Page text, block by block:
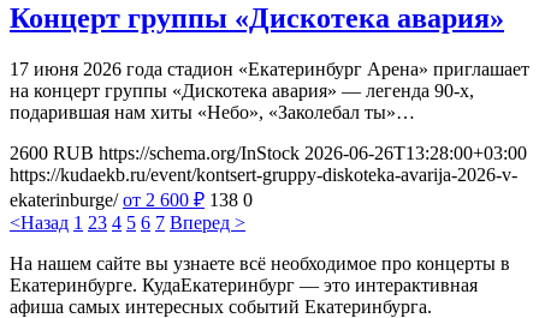
Концерт группы «Дискотека авария»
17 июня 2026 года стадион «Екатеринбург Арена» приглашает
на концерт группы «Дискотека авария» — легенда 90-х,
подарившая нам хиты «Небо», «Заколебал ты»…
2600 RUB https://schema.org/InStock 2026-06-26T13:28:00+03:00
https://kudaekb.ru/event/kontsert-gruppy-diskoteka-avarija-2026-v-
ekaterinburge/ от 2 600 ₽ 138 0
<Назад 1 23 4 5 6 7 Вперед >
На нашем сайте вы узнаете всё необходимое про концерты в
Екатеринбурге. КудаЕкатеринбург — это интерактивная
афиша самых интересных событий Екатеринбурга.